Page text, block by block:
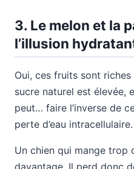
3. Le melon et la
l’illusion
Oui, ces fruits sont
sucre naturel est élevée,
peut… faire l’inverse de
perte d’eau intracellulaire.
Un chien qui mange trop